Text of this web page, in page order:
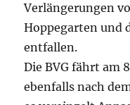
Verlängerungen
Hoppegarten und
entfallen.
Die BVG fährt am
ebenfalls nach